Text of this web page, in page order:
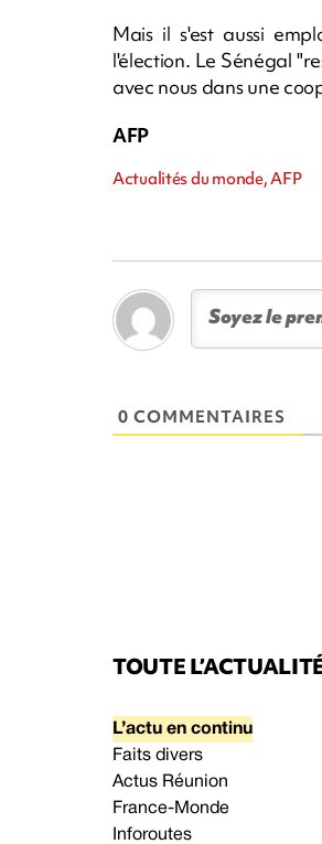
Mais il s'est aussi
l'élection. Le Sénégal
avec nous dans une
AFP
Actualités du monde, AFP
0 COMMENTAIRES
TOUTE
L’actu en continu
Faits divers
Actus Réunion
France-Monde
Inforoutes